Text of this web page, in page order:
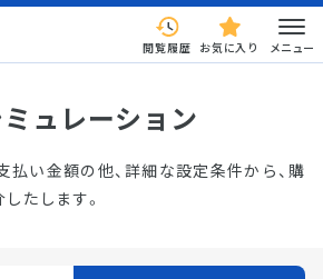
閲覧履歴 お気に入り メニュー
ュレーション
い金額の他、詳細な設定条件から、購
たします。